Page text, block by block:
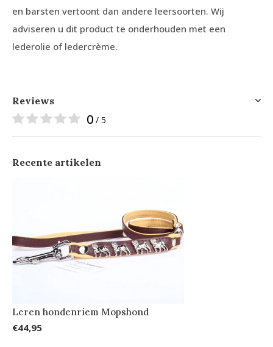
en barsten vertoont dan andere leersoorten. Wij
adviseren u dit product te onderhouden met een
lederolie of ledercrème.
Reviews
0 / 5
Recente artikelen
Leren hondenriem Mopshond
€44,95